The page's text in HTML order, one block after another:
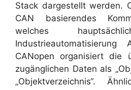
Stack dargestellt werden.
CAN basierendes
welches
Industrieautomatisierung
CANopen organisiert die
zugänglichen Daten als
„Objektverzeichnis“.